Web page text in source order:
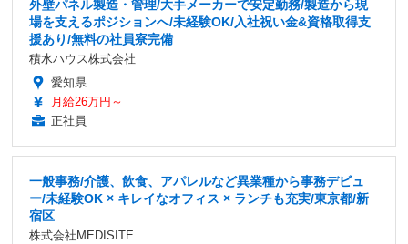
外壁パネル製造・管理/大手メーカーで安定勤務/製造から現
場を支えるポジションへ/未経験OK/入社祝い金&資格取得支
援あり/無料の社員寮完備
積水ハウス株式会社
愛知県
月給26万円～
正社員
一般事務/介護、飲食、アパレルなど異業種から事務デビュ
ー/未経験OK × キレイなオフィス × ランチも充実/東京都/新
宿区
株式会社MEDISITE